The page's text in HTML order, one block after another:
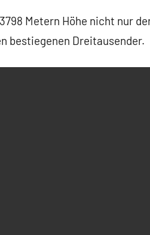
Metern Höhe nicht nur
bestiegenen Dreitausender.